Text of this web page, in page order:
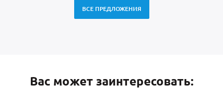
ВСЕ ПРЕДЛОЖЕНИЯ
Вас может заинтересовать: